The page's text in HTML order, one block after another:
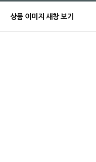
상품 이미지 새창 보기